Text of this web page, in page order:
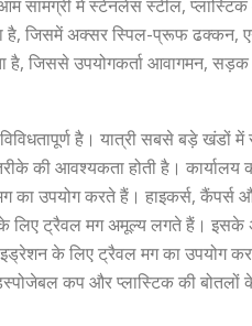
सामग्री में स्टेनलेस स्टील,
है, जिसमें अक्सर स्पिल-प्रूफ ढक्कन,
है, जिससे उपयोगकर्ता आवागमन,
है। यात्री सबसे बड़े
की आवश्यकता होती है। कार्यालय
का उपयोग करते हैं। हाइकर्स,
के लिए ट्रैवल मग अमूल्य लगते हैं।
के लिए ट्रैवल मग का उपयोग
कप और प्लास्टिक की